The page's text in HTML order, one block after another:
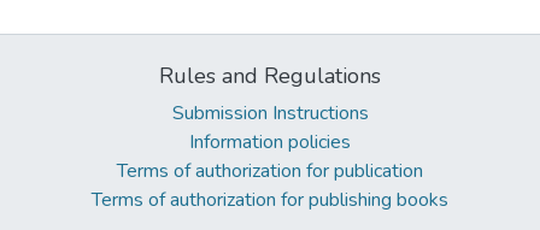
Rules and Regulations
Submission Instructions
Information policies
Terms of authorization for publication
Terms of authorization for publishing books